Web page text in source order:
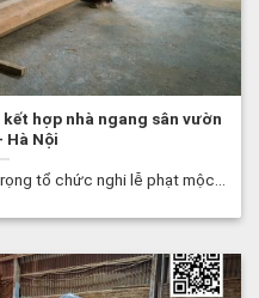
hợp nhà ngang sân vườn
Hà Nội
tổ chức nghi lễ phạt mộc...